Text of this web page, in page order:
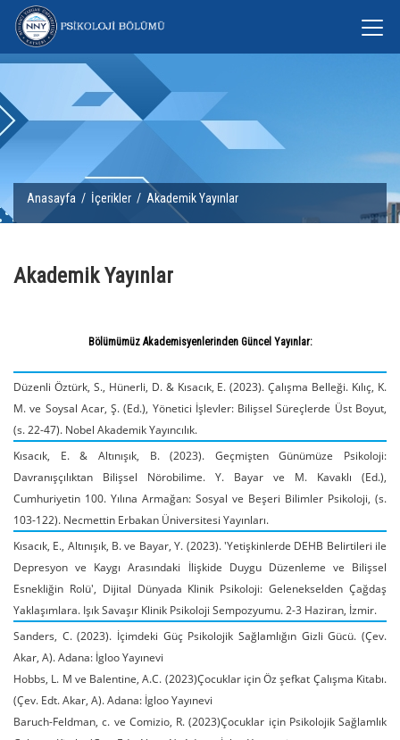
Anasayfa / İçerikler / Akademik Yayınlar
Akademik Yayınlar
Bölümümüz Akademisyenlerinden Güncel Yayınlar:
Düzenli Öztürk, S., Hünerli, D. & Kısacık, E. (2023). Çalışma Belleği. Kılıç, K.
M. ve Soysal Acar, Ş. (Ed.), Yönetici İşlevler: Bilişsel Süreçlerde Üst Boyut,
(s. 22-47). Nobel Akademik Yayıncılık.
Kısacık, E. & Altınışık, B. (2023). Geçmişten Günümüze Psikoloji:
Davranışçılıktan Bilişsel Nörobilime. Y. Bayar ve M. Kavaklı (Ed.),
Cumhuriyetin 100. Yılına Armağan: Sosyal ve Beşeri Bilimler Psikoloji, (s.
103-122). Necmettin Erbakan Üniversitesi Yayınları.
Kısacık, E., Altınışık, B. ve Bayar, Y. (2023). 'Yetişkinlerde DEHB Belirtileri ile
Depresyon ve Kaygı Arasındaki İlişkide Duygu Düzenleme ve Bilişsel
Esnekliğin Rolü', Dijital Dünyada Klinik Psikoloji: Gelenekselden Çağdaş
Yaklaşımlara. Işık Savaşır Klinik Psikoloji Sempozyumu. 2-3 Haziran, İzmir.
Sanders, C. (2023). İçimdeki Güç Psikolojik Sağlamlığın Gizli Gücü. (Çev.
Akar, A). Adana: İgloo Yayınevi
Hobbs, L. M ve Balentine, A.C. (2023)Çocuklar için Öz şefkat Çalışma Kitabı.
(Çev. Edt. Akar, A). Adana: İgloo Yayınevi
Baruch-Feldman, c. ve Comizio, R. (2023)Çocuklar için Psikolojik Sağlamlık